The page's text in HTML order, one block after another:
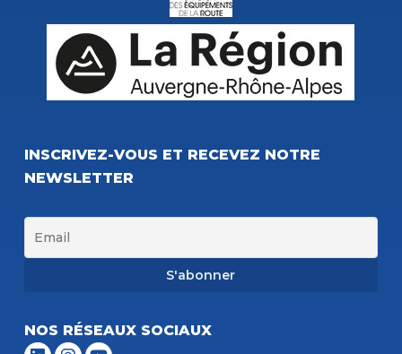
INSCRIVEZ-VOUS ET RECEVEZ NOTRE
NEWSLETTER
NOS RÉSEAUX SOCIAUX